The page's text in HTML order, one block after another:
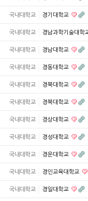
국내대학교 경기대학교
국내대학교 경남과학기술대학
국내대학교 경남대학교
국내대학교 경동대학교
국내대학교 경북대학교
국내대학교 경북대학교
국내대학교 경상대학교
국내대학교 경성대학교
국내대학교 경운대학교
국내대학교 경인교육대학교
국내대학교 경일대학교